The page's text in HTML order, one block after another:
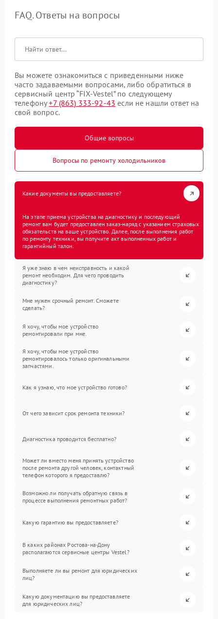
FAQ. Ответы на вопросы
Вы можете ознакомиться с приведенными ниже
часто задаваемыми вопросами, либо обратиться в
сервисный центр “FIX-Vestel” по следующему
телефону+7 (863) 333-92-43 если не нашли ответ на
свой вопрос.
Общие вопросы
Вопросы по ремонту холодильников
Какие документы вы предоставляете?
На этапе приема устройства на диагностику и последующий
ремонт вам будет предоставлен заказ-наряд с указанием страховых
обязательств на ваше устройство. Далее, после выполнения работ
по ремонту техники, вы получите акт выполненных работ и
гарантийный талон.
Я уже знаю в чем неисправность и какой
ремонт необходим. Для чего проводить
диагностику?
Мне нужен срочный ремонт. Сможете
сделать?
Я хочу, чтобы мое устройство
ремонтировали при мне.
Я хочу, чтобы мое устройство
ремонтировалось только оригинальными
запчастями.
Как я узнаю, что мое устройство готово?
От чего зависит срок ремонта техники?
Диагностика проводится бесплатно?
Может ли вместо меня принять устройство
после ремонта другой человек, контактный
телефон которого я предоставлю?
Возможно ли получать обратную связь в
процессе выполнения ремонтных работ?
Какую гарантию вы предоставляете?
В каких районах Ростова-на-Дону
располагаются сервисные центры Vestel?
Выполняете ли вы ремонт для юридических
лиц?
Какую документацию вы предоставляете
для юридических лиц?